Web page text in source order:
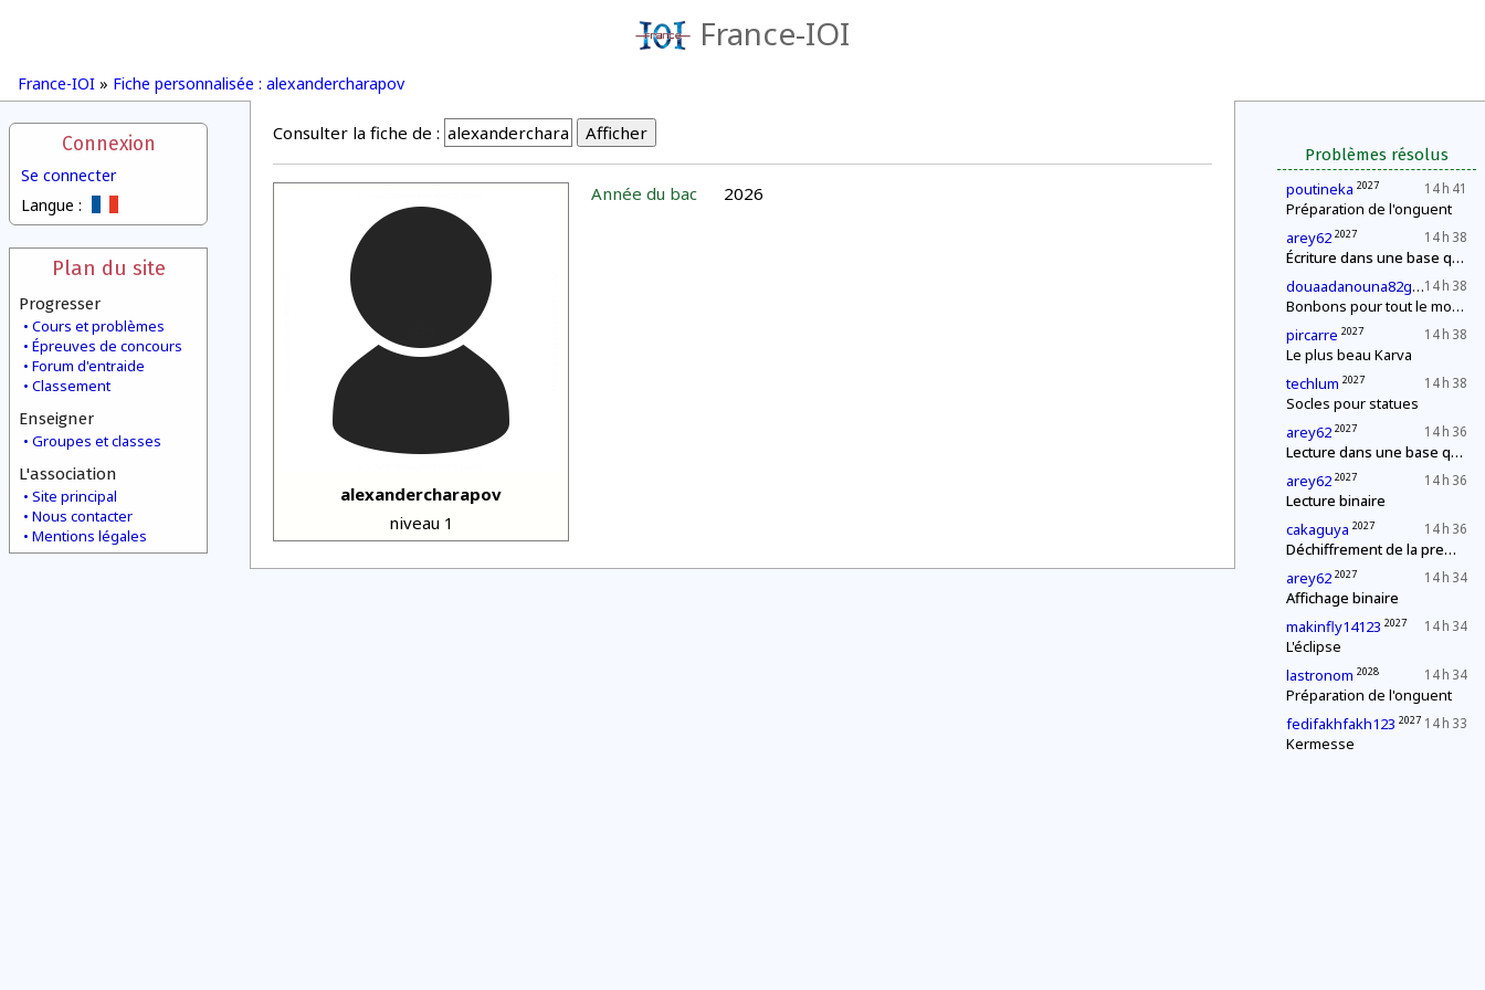
France-IOI
France-IOI » Fiche personnalisée : alexandercharapov
Connexion
Se connecter
Langue :
Plan du site
Progresser
Cours et problèmes
Épreuves de concours
Forum d'entraide
Classement
Enseigner
Groupes et classes
L'association
Site principal
Nous contacter
Mentions légales
Problèmes résolus
14 h 41
poutineka 2027
Préparation de l'onguent
14 h 38
arey62 2027
Écriture dans une base quelconque
14 h 38
douaadanouna82gmailcom
Bonbons pour tout le monde !
14 h 38
pircarre 2027
Le plus beau Karva
14 h 38
techlum 2027
Socles pour statues
14 h 36
arey62 2027
Lecture dans une base quelconque
14 h 36
arey62 2027
Lecture binaire
14 h 36
cakaguya 2027
Déchiffrement de la première page
14 h 34
arey62 2027
Affichage binaire
14 h 34
makinfly14123 2027
L'éclipse
14 h 34
lastronom 2028
Préparation de l'onguent
14 h 33
fedifakhfakh123 2027
Kermesse
Consulter la fiche de :
alexandercharapov
niveau 1
Année du bac 2026